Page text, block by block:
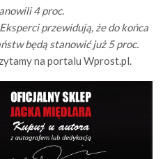
4 proc.
przewidują, że do końca
będą stanowić już 5 proc.
na portalu Wprost.pl.